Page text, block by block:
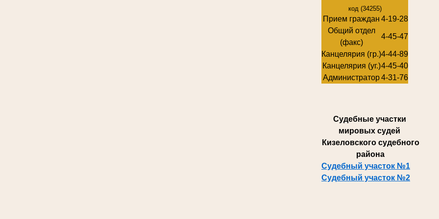
код (34255)
Прием граждан 4-19-28
Общий отдел
(факс)
4-45-47
Канцелярия (гр.)4-44-89
Канцелярия (уг.)4-45-40
Администратор4-31-76
Судебные участки
мировых судей
Кизеловского судебного
района
Судебный участок №1
Судебный участок №2